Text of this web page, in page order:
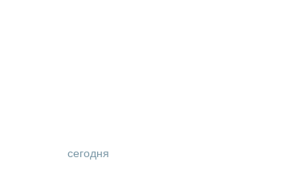
сегодня